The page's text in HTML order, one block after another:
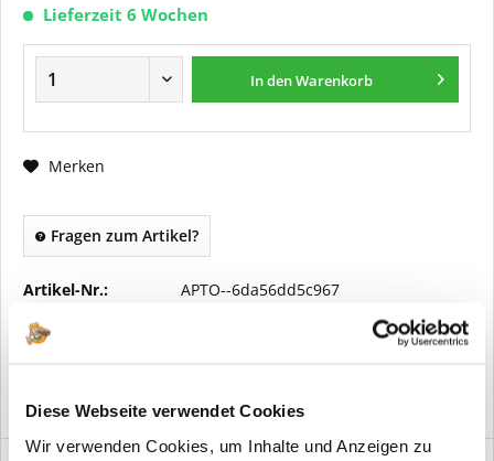
Diese Webseite verwendet Cookies
Wir verwenden Cookies, um Inhalte und Anzeigen zu
Lieferzeit 6 Wochen
In denWarenkorb
Merken
Fragen zum Artikel?
Artikel-Nr.: APTO--6da56dd5c967
Vorteile